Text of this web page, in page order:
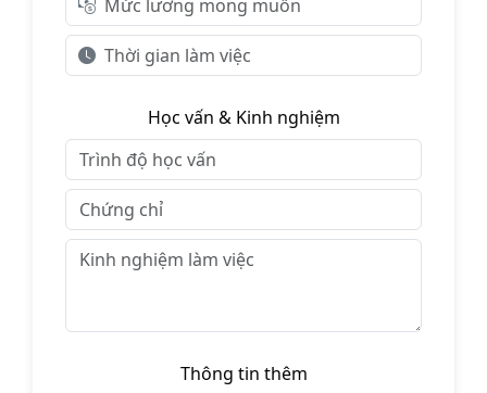
Học vấn & Kinh nghiệm
Thông tin thêm